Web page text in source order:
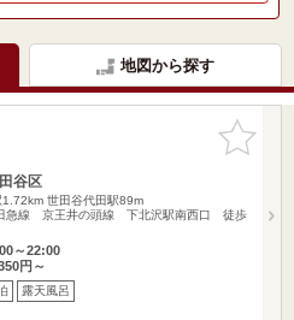
地図から探す
お気に入
りに追加
谷区
1.72km 世田谷代田駅89m
田急線 京王井の頭線 下北沢駅南西口 徒歩
～22:00
円～
露天風呂